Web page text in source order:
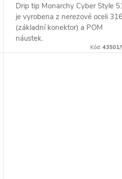
Drip tip Monarchy Cyber ​​​​Style
je vyrobena z nerezové oceli
(základní konektor) a POM
náustek.
Kód: 43501/